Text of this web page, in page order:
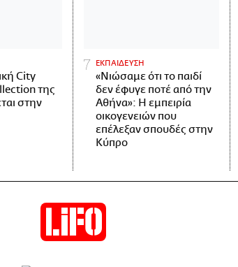
City
της
στην
ΕΚΠΑΙΔΕΥΣΗ
«Νιώσαμε ότι το παιδί
δεν έφυγε ποτέ από την
Αθήνα»: Η εμπειρία
οικογενειών που
επέλεξαν σπουδές στην
Κύπρο